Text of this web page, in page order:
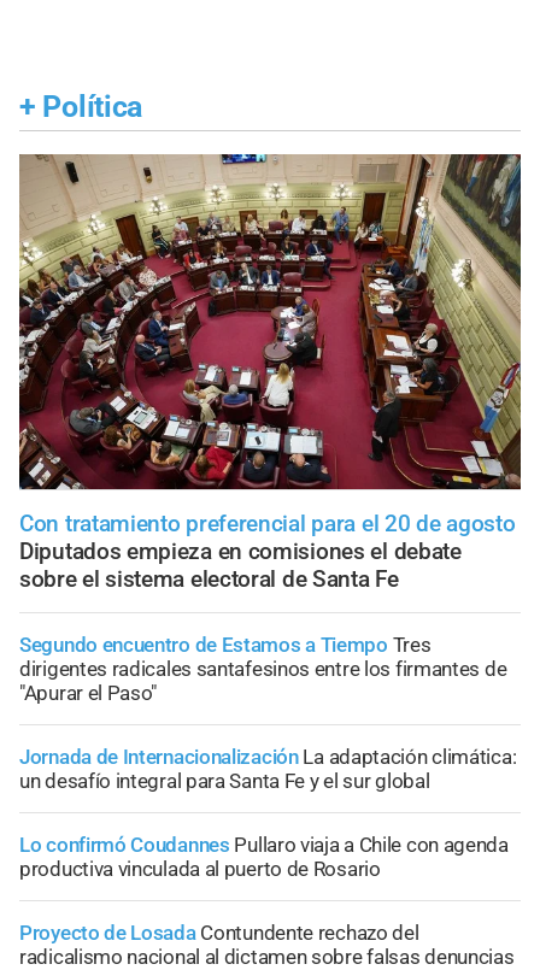
+ Política
Con tratamiento preferencial para el 20 de agosto
Diputados empieza en comisiones el debate
sobre el sistema electoral de Santa Fe
Segundo encuentro de Estamos a Tiempo Tres
dirigentes radicales santafesinos entre los firmantes de
"Apurar el Paso"
Jornada de Internacionalización La adaptación climática:
un desafío integral para Santa Fe y el sur global
Lo confirmó Coudannes Pullaro viaja a Chile con agenda
productiva vinculada al puerto de Rosario
Proyecto de Losada Contundente rechazo del
radicalismo nacional al dictamen sobre falsas denuncias